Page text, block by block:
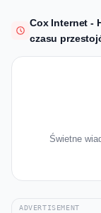
Cox Internet -
czasu
Świetne
ADVERTISEMENT